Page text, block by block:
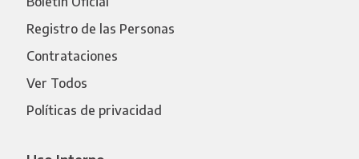
Registro de las Personas
Contrataciones
Ver Todos
Políticas de privacidad